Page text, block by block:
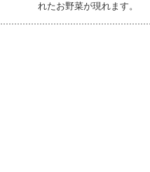
れたお野菜が現れます。